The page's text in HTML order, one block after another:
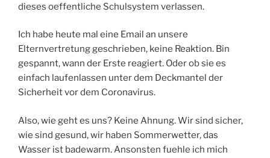
dieses oeffentliche Schulsystem verlassen.
Ich habe heute mal eine Email an unsere
Elternvertretung geschrieben, keine Reaktion. Bin
gespannt, wann der Erste reagiert. Oder ob sie es
einfach laufenlassen unter dem Deckmantel der
Sicherheit vor dem Coronavirus.
Also, wie geht es uns? Keine Ahnung. Wir sind sicher,
wie sind gesund, wir haben Sommerwetter, das
Wasser ist badewarm. Ansonsten fuehle ich mich